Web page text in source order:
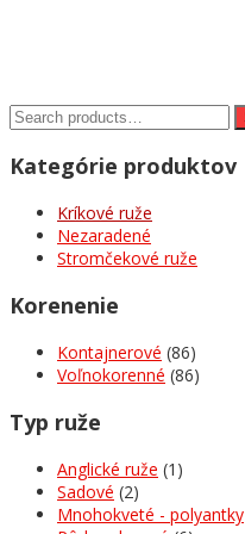
Kategórie produktov
Kríkové ruže
Nezaradené
Stromčekové ruže
Korenenie
Kontajnerové (86)
Voľnokorenné (86)
Typ ruže
Anglické ruže (1)
Sadové (2)
Mnohokveté - polyantky